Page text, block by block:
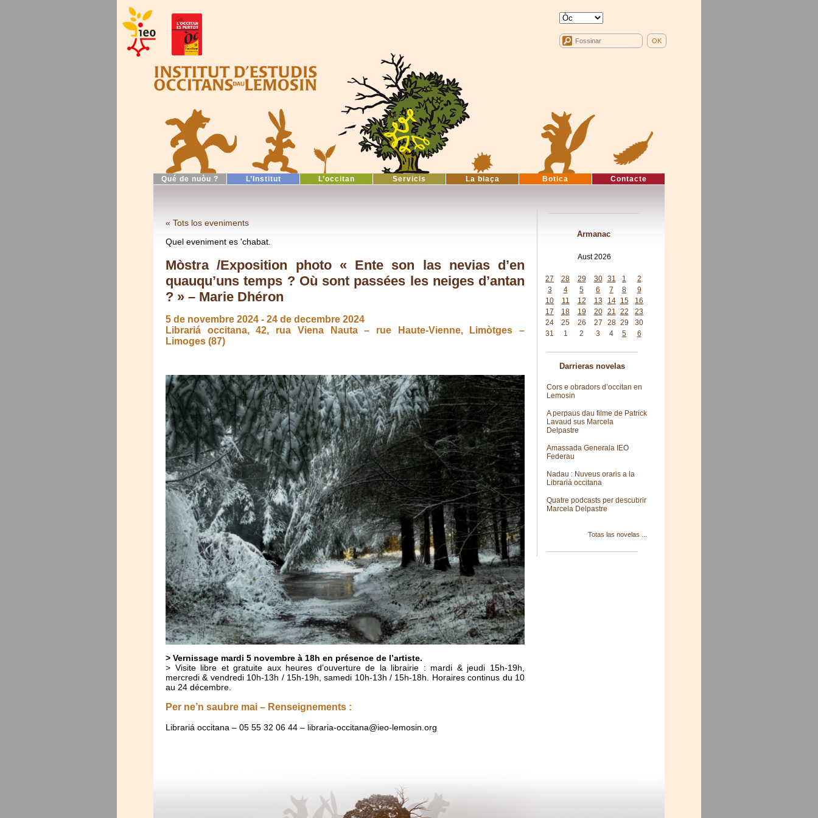
Qué de nuòu ? L’Institut L’occitan Servicis La biaça Botica Contacte
« Tots los eveniments
Quel eveniment es 'chabat.
Mòstra /Exposition photo « Ente son las nevias d’en
quauqu’uns temps ? Où sont passées les neiges d’antan
? » – Marie Dhéron
5 de novembre 2024 - 24 de decembre 2024
Librariá occitana, 42, rua Viena Nauta – rue Haute-Vienne, Limòtges –
Limoges (87)
> Vernissage mardi 5 novembre à 18h en présence de l’artiste.
> Visite libre et gratuite aux heures d’ouverture de la librairie : mardi & jeudi 15h-19h,
mercredi & vendredi 10h-13h / 15h-19h, samedi 10h-13h / 15h-18h. Horaires continus du 10
au 24 décembre.
Per ne’n saubre mai – Renseignements :
Librariá occitana – 05 55 32 06 44 – libraria-occitana@ieo-lemosin.org
Armanac
Aust 2026
27
28 29 30 31 1
2
3
4 5 6 7 8
9
10
11 12 13 14 15
16
17
18 19 20 21 22
23
24
25 26 27 28 29
30
31
1 2 3 4 5 6
Darrieras novelas
Cors e obradors d’occitan en
Lemosin
A perpaus dau filme de Patrick
Lavaud sus Marcela
Delpastre
Amassada Generala IEO
Federau
Nadau : Nuveus oraris a la
Librariá occitana
Quatre podcasts per descubrir
Marcela Delpastre
Totas las novelas ...